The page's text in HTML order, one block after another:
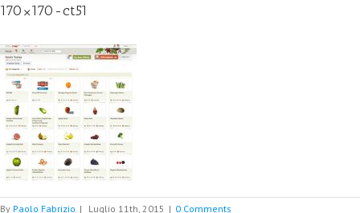
170×170-ct51
By Paolo Fabrizio | Luglio 11th, 2015 | 0 Comments